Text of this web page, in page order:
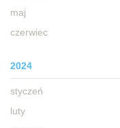
maj
czerwiec
2024
styczeń
luty